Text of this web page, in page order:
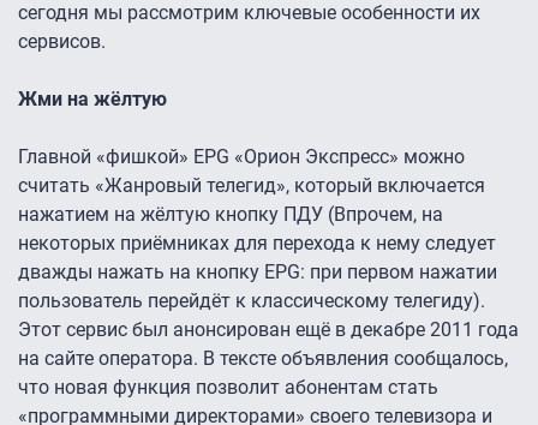
сегодня мы рассмотрим ключевые особенности их
сервисов.
Жми на жёлтую
Главной «фишкой» EPG «Орион Экспресс» можно
считать «Жанровый телегид», который включается
нажатием на жёлтую кнопку ПДУ (Впрочем, на
некоторых приёмниках для перехода к нему следует
дважды нажать на кнопку EPG: при первом нажатии
пользователь перейдёт к классическому телегиду).
Этот сервис был анонсирован ещё в декабре 2011 года
на сайте оператора. В тексте объявления сообщалось,
что новая функция позволит абонентам стать
«программными директорами» своего телевизора и